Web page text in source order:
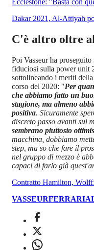
Ecclestone: "Basta con
Dakar 2021, Al-Attiyah
C'è altro oltre
Poi Vasseur ha
fiduciosi sulla power unit
sottolineando i meriti
corso del 2020: "Per
che abbiamo fatto un
stagione, ma almeno
positiva. Sicuramente
discreto passo avanti sul
sembrano piuttosto
macchina, dobbiamo
step, ma so che fare il
nel gruppo di mezzo è
capaci di farlo già
Contratto Hamilton,
VASSEURFERRARI